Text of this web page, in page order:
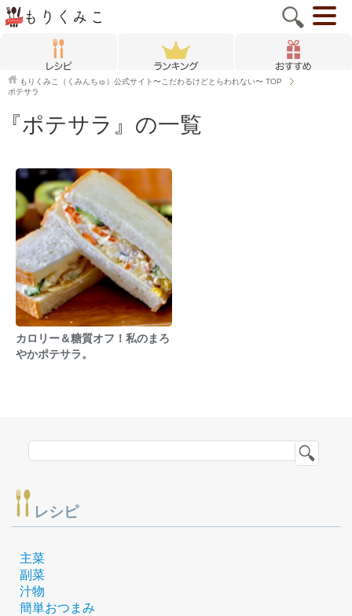
もりくみこ（くみんちゅ）公式サイト〜こだわるけどとらわれない〜 TOP
ポテサラ
『ポテサラ』の一覧
カロリー＆糖質オフ！私のまろ
やかポテサラ。
レシピ
主菜
副菜
汁物
簡単おつまみ